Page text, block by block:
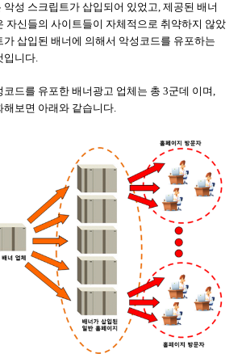
성 스크립트가 삽입되어 있었고, 제공된 배너
자신들의 사이트들이 자체적으로 취약하지 않았
가 삽입된 배너에 의해서 악성코드를 유포하는
입니다.
코드를 유포한 배너광고 업체는 총 3군데 이며,
해보면 아래와 같습니다.